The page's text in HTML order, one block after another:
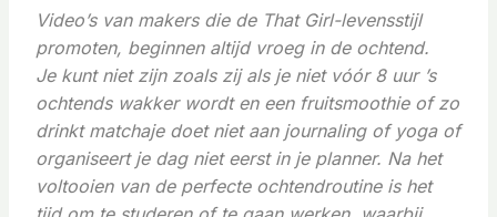
Video’s van makers die de That Girl-levensstijl
promoten, beginnen altijd vroeg in de ochtend.
Je kunt niet zijn zoals zij als je niet vóór 8 uur ’s
ochtends wakker wordt en een fruitsmoothie of zo
drinkt matchaje doet niet aan journaling of yoga of
organiseert je dag niet eerst in je planner. Na het
voltooien van de perfecte ochtendroutine is het